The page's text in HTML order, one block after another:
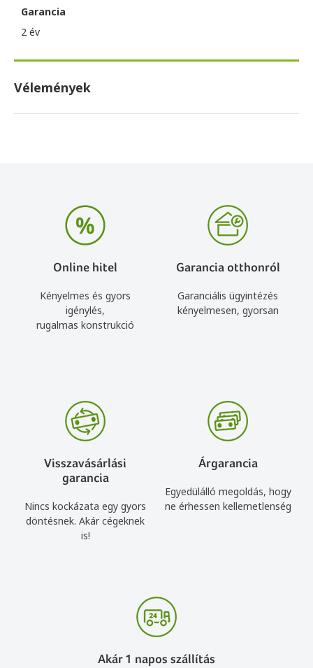
Garancia
2 év
Vélemények
Online hitel
Kényelmes és gyors
igénylés,
rugalmas konstrukció
Garancia otthonról
Garanciális ügyintézés
kényelmesen, gyorsan
Visszavásárlási
garancia
Nincs kockázata egy gyors
döntésnek. Akár cégeknek
is!
Árgarancia
Egyedülálló megoldás, hogy
ne érhessen kellemetlenség
Akár 1 napos szállítás